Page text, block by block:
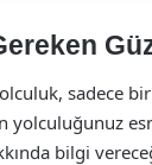
sadece
yolculuğunuz
bilgi